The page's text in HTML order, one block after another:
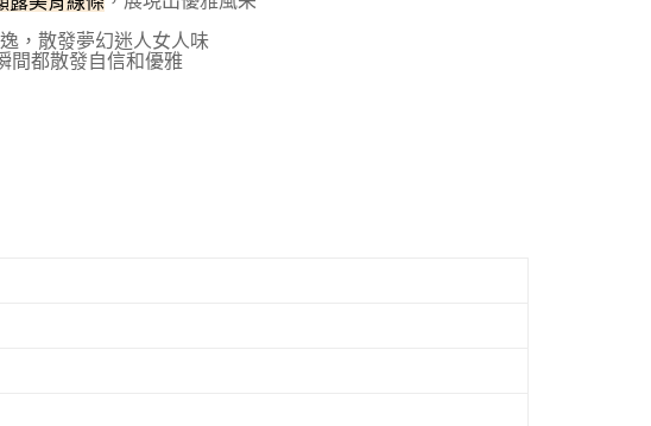
「AFTEE先享後付」，若未經同意申辦者引起之損失，本公司不負相關責
任。
４．使用「AFTEE先享後付」時，將依據個別帳號之用戶狀況，依本公司
，散發夢幻迷人女人味
間都散發自信和優雅